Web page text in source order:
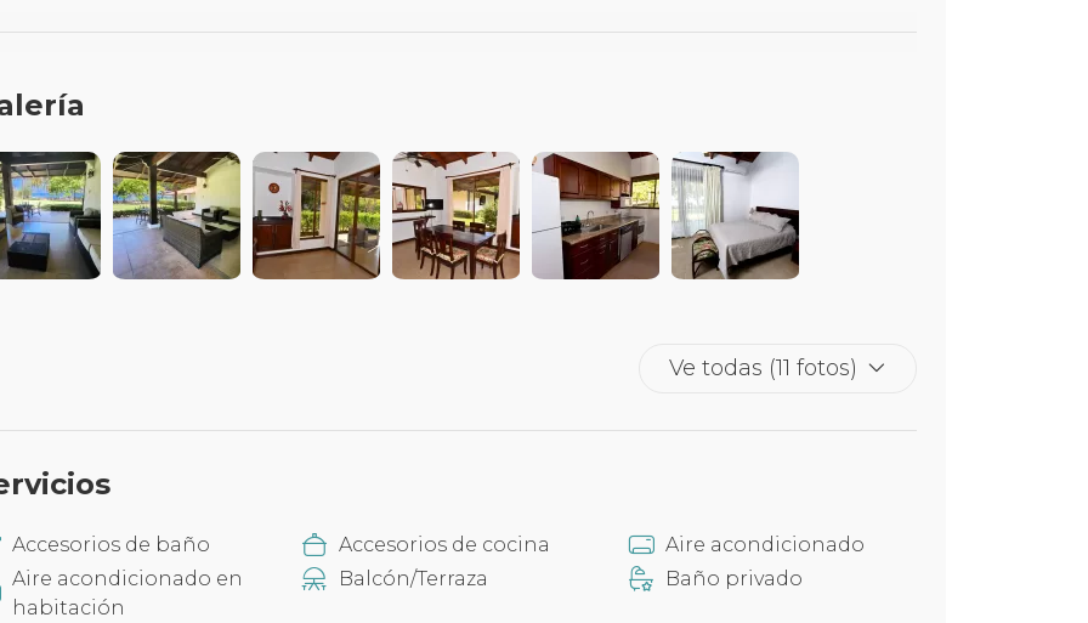
Ve todas (11 fotos)
Accesorios de baño Accesorios de cocina
Aire acondicionado
Aire acondicionado en
habitación
Balcón/Terraza Baño privado